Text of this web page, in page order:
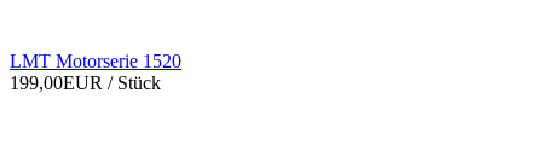
LMT Motorserie 1520
199,00EUR / Stück